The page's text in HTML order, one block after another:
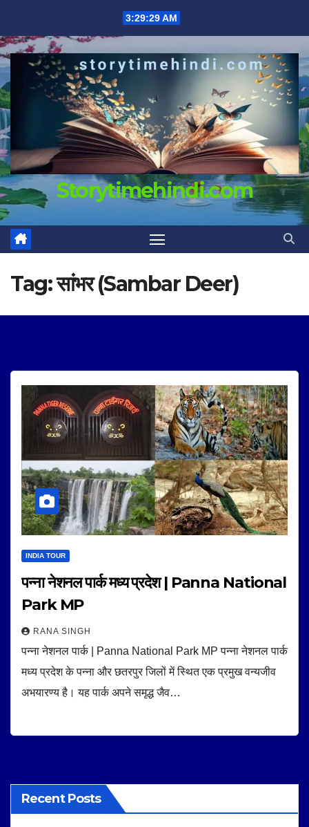
content
3:29:29 AM
Storytimehindi.com
Tag:सांभर (Sambar Deer)
INDIA TOUR
पन्ना नेशनल पार्क मध्य प्रदेश | Panna National
Park MP
RANA SINGH
पन्ना नेशनल पार्क | Panna National Park MP पन्ना नेशनल पार्क
मध्य प्रदेश के पन्ना और छतरपुर जिलों में स्थित एक प्रमुख वन्यजीव
अभयारण्य है। यह पार्क अपने समृद्ध जैव…
Recent Posts